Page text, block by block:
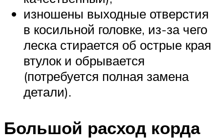
изношены выходные отверстия
в косильной головке, из-за чего
леска стирается об острые края
втулок и обрывается
(потребуется полная замена
детали).
Большой расход корда